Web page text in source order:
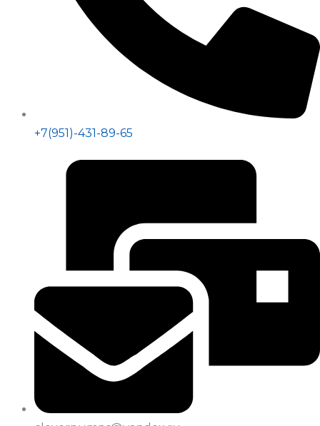
+7(951)-431-89-65